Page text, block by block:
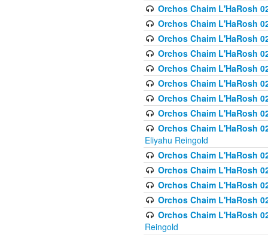
Orchos Chaim L'HaRosh
Orchos Chaim L'HaRosh
Orchos Chaim L'HaRosh
Orchos Chaim L'HaRosh
Orchos Chaim L'HaRosh
Orchos Chaim L'HaRosh
Orchos Chaim L'HaRosh
Orchos Chaim L'HaRosh
Orchos Chaim L'HaRosh
Eliyahu Reingold
Orchos Chaim L'HaRosh
Orchos Chaim L'HaRosh
Orchos Chaim L'HaRosh
Orchos Chaim L'HaRosh
Orchos Chaim L'HaRosh
Reingold